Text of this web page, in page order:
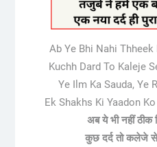
Ab Ye Bhi Nahi
Kuchh Dard To Kaleje
Ye Ilm Ka Sauda, Ye
Ek Shakhs Ki Yaadon
अब ये भी नहीं ठीक
कुछ दर्द तो कलेजे